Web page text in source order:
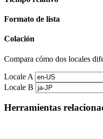
Formato de lista
Colación
Compara cómo dos locales
Locale A
Locale B
Herramientas